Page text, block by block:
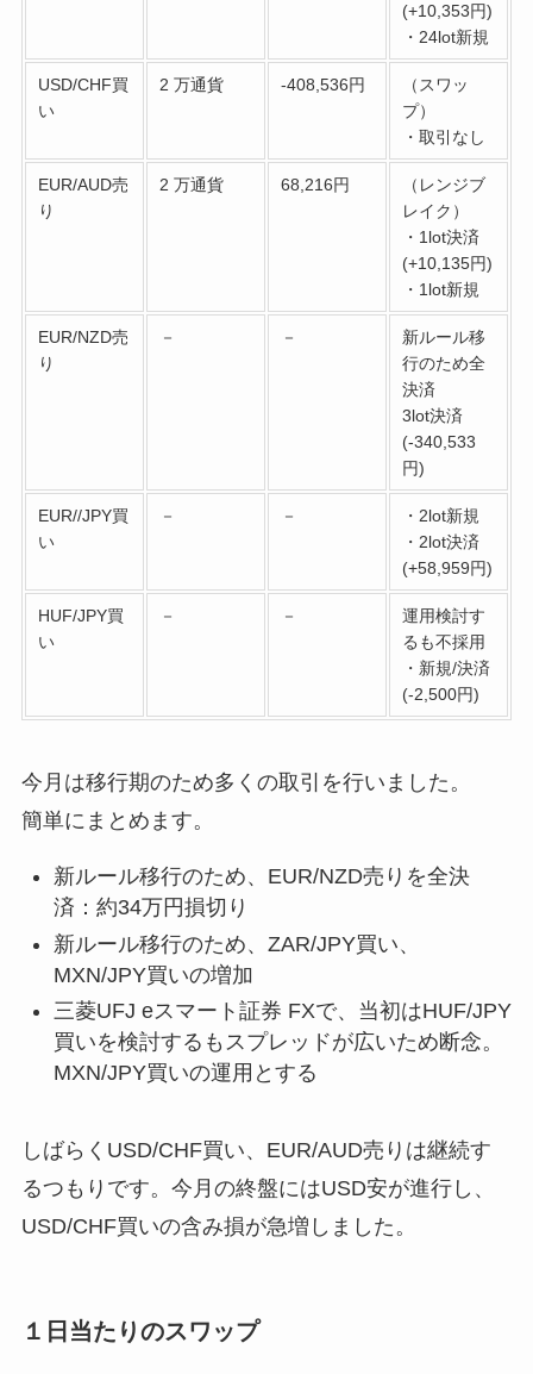
(+10,353円)
・24lot新規
USD/CHF買
い
2 万通貨 -408,536円
（スワッ
プ）
・取引なし
EUR/AUD売
り
2 万通貨 68,216円
（レンジブ
レイク）
・1lot決済
(+10,135円)
・1lot新規
EUR/NZD売
り
－ －
新ルール移
行のため全
決済
3lot決済
(-340,533
円)
EUR//JPY買
い
－ －
・2lot新規
・2lot決済
(+58,959円)
HUF/JPY買
い
－ －
運用検討す
るも不採用
・新規/決済
(-2,500円)
今月は移行期のため多くの取引を行いました。
簡単にまとめます。
新ルール移行のため、EUR/NZD売りを全決
済：約34万円損切り
新ルール移行のため、ZAR/JPY買い、
MXN/JPY買いの増加
三菱UFJ eスマート証券 FXで、当初はHUF/JPY
買いを検討するもスプレッドが広いため断念。
MXN/JPY買いの運用とする
しばらくUSD/CHF買い、EUR/AUD売りは継続す
るつもりです。今月の終盤にはUSD安が進行し、
USD/CHF買いの含み損が急増しました。
１日当たりのスワップ